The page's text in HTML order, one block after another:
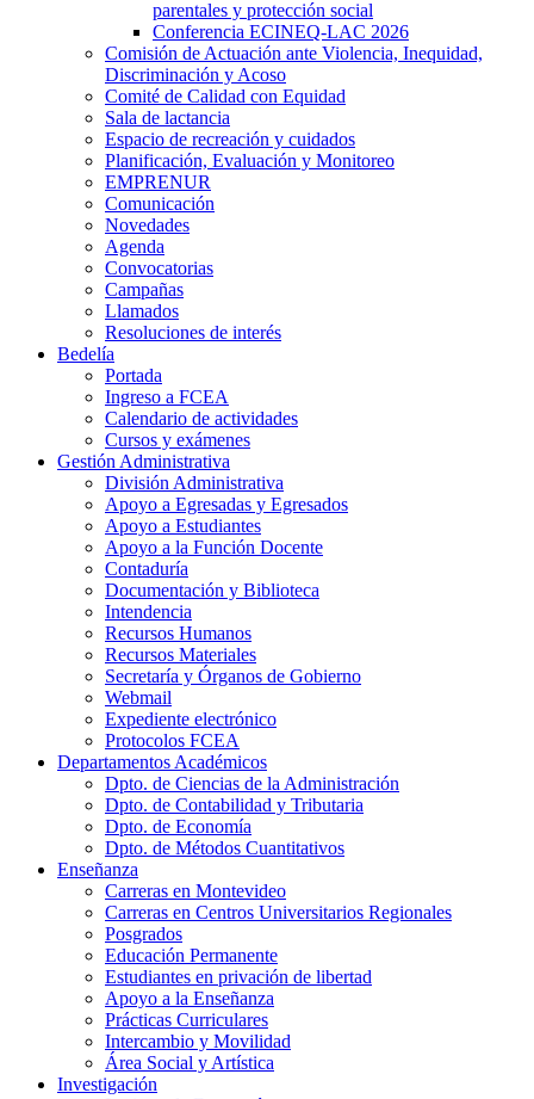
parentales y protección social
Conferencia ECINEQ-LAC 2026
Comisión de Actuación ante Violencia, Inequidad,
Discriminación y Acoso
Comité de Calidad con Equidad
Sala de lactancia
Espacio de recreación y cuidados
Planificación, Evaluación y Monitoreo
EMPRENUR
Comunicación
Novedades
Agenda
Convocatorias
Campañas
Llamados
Resoluciones de interés
Bedelía
Portada
Ingreso a FCEA
Calendario de actividades
Cursos y exámenes
Gestión Administrativa
División Administrativa
Apoyo a Egresadas y Egresados
Apoyo a Estudiantes
Apoyo a la Función Docente
Contaduría
Documentación y Biblioteca
Intendencia
Recursos Humanos
Recursos Materiales
Secretaría y Órganos de Gobierno
Webmail
Expediente electrónico
Protocolos FCEA
Departamentos Académicos
Dpto. de Ciencias de la Administración
Dpto. de Contabilidad y Tributaria
Dpto. de Economía
Dpto. de Métodos Cuantitativos
Enseñanza
Carreras en Montevideo
Carreras en Centros Universitarios Regionales
Posgrados
Educación Permanente
Estudiantes en privación de libertad
Apoyo a la Enseñanza
Prácticas Curriculares
Intercambio y Movilidad
Área Social y Artística
Investigación